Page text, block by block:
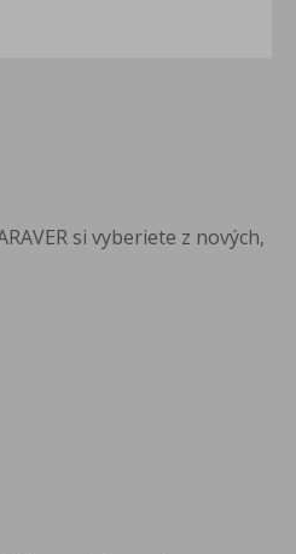
si vyberiete z nových,